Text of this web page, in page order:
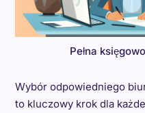
Pełna
Wybór odpowiedniego
to kluczowy krok dla